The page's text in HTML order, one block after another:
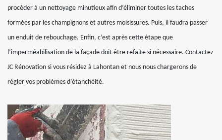
procéder à un nettoyage minutieux afin d’éliminer toutes les taches
formées par les champignons et autres moisissures. Puis, il faudra passer
un enduit de rebouchage. Enfin, c’est après cette étape que
l’imperméabilisation de la façade doit être refaite si nécessaire. Contactez
JC Rénovation si vous résidez à Lahontan et nous nous chargerons de
régler vos problèmes d’étanchéité.